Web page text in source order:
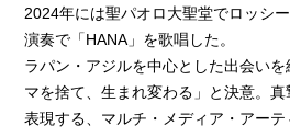
2024年には聖パオロ大聖堂でロッシ
演奏で「HANA」を歌唱した。
ラパン・アジルを中心とした出会い
マを捨て、生まれ変わる」と決意。
表現する、マルチ・メディア・アーテ